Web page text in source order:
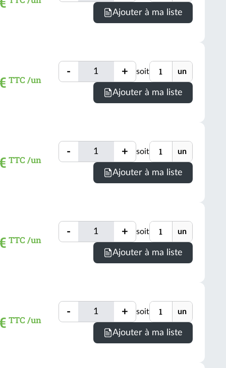
Ajouter à ma liste
Minimum
de
(voir
TTC /un Quantité
- Quantité+ soit Unité un
Ajouter à ma liste
Minimum
de
(voir
TTC /un Quantité
- Quantité+ soit Unité un
Ajouter à ma liste
Minimum
de
(voir
TTC /un Quantité
- Quantité+ soit Unité un
Ajouter à ma liste
Minimum
de
(voir
TTC /un Quantité
- Quantité+ soit Unité un
Ajouter à ma liste
Minimum
de